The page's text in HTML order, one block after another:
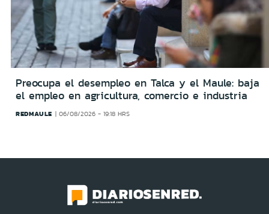
Preocupa el desempleo en Talca y el Maule: baja
el empleo en agricultura, comercio e industria
REDMAULE 06/08/2026 - 19:18 HRS